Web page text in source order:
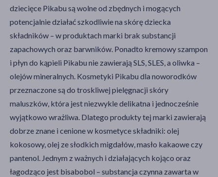
dziecięce Pikabu są wolne od zbędnych i mogących
potencjalnie działać szkodliwie na skórę dziecka
składników – w produktach marki brak substancji
zapachowych oraz barwników. Ponadto kremowy szampon
i płyn do kąpieli Pikabu nie zawierają SLS, SLES, a oliwka –
olejów mineralnych. Kosmetyki Pikabu dla noworodków
przeznaczone są do troskliwej pielęgnacji skóry
maluszków, która jest niezwykle delikatna i jednocześnie
wyjątkowo wrażliwa. Dlatego produkty tej marki zawierają
dobrze znane i cenione w kosmetyce składniki: olej
kokosowy, olej ze słodkich migdałów, masło kakaowe czy
pantenol. Jednym z ważnych i działających kojąco oraz
łagodząco jest bisabobol – substancja czynna zawarta w